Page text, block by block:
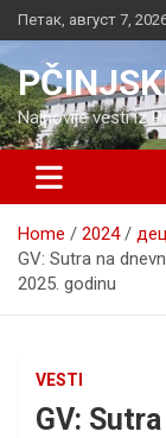
Skip
to
content
Петак, август 7,
Najnovije vesti iz
Home 2024
GV: Sutra na
2025. godinu
VESTI
GV: